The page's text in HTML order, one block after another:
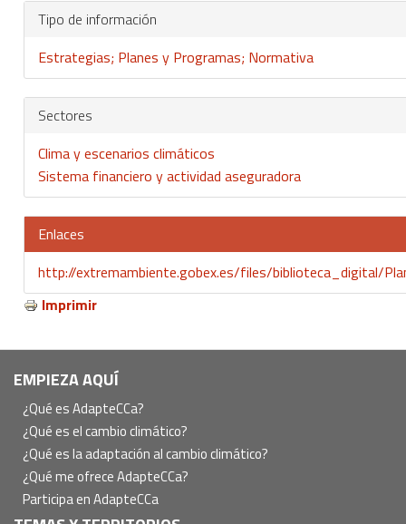
Tipo de información
Estrategias; Planes y Programas; Normativa
Sectores
Clima y escenarios climáticos
Sistema financiero y actividad aseguradora
Enlaces
http://extremambiente.gobex.es/files/biblioteca_digital/
Imprimir
Navegación
principal
EMPIEZA AQUÍ
¿Qué es AdapteCCa?
¿Qué es el cambio climático?
¿Qué es la adaptación al cambio climático?
¿Qué me ofrece AdapteCCa?
Participa en AdapteCCa